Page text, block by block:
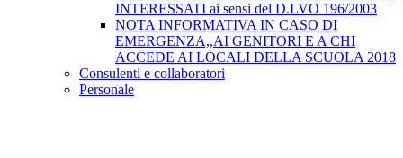
INTERESSATI ai sensi del D.LVO 196/2003
NOTA INFORMATIVA IN CASO DI
EMERGENZA,,AI GENITORI E A CHI
ACCEDE AI LOCALI DELLA SCUOLA 2018
Consulenti e collaboratori
Personale